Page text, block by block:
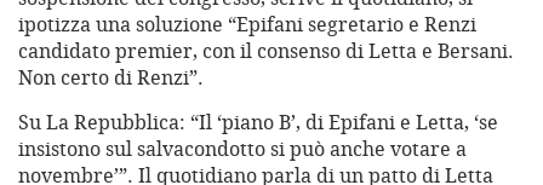
ipotizza una soluzione “Epifani segretario e Renzi
candidato premier, con il consenso di Letta e Bersani.
Non certo di Renzi”.
Su La Repubblica: “Il ‘piano B’, di Epifani e Letta, ‘se
insistono sul salvacondotto si può anche votare a
novembre’”. Il quotidiano parla di un patto di Letta